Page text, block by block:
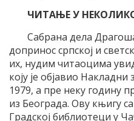
ЧИТАЊЕ У
Сабрана дела
допринос српској и
их, нудим читаоцима
коју је објавио
1979, а пре неку годину
из Београда. Ову књигу
Градској библиотеци у